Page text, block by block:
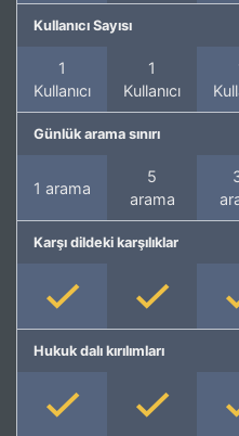
Kullanıcı Sayısı
1
Kullanıcı
1
Kullanıcı
Günlük arama sınırı
1 arama
5
arama
Karşı dildeki karşılıklar
Hukuk dalı kırılımları